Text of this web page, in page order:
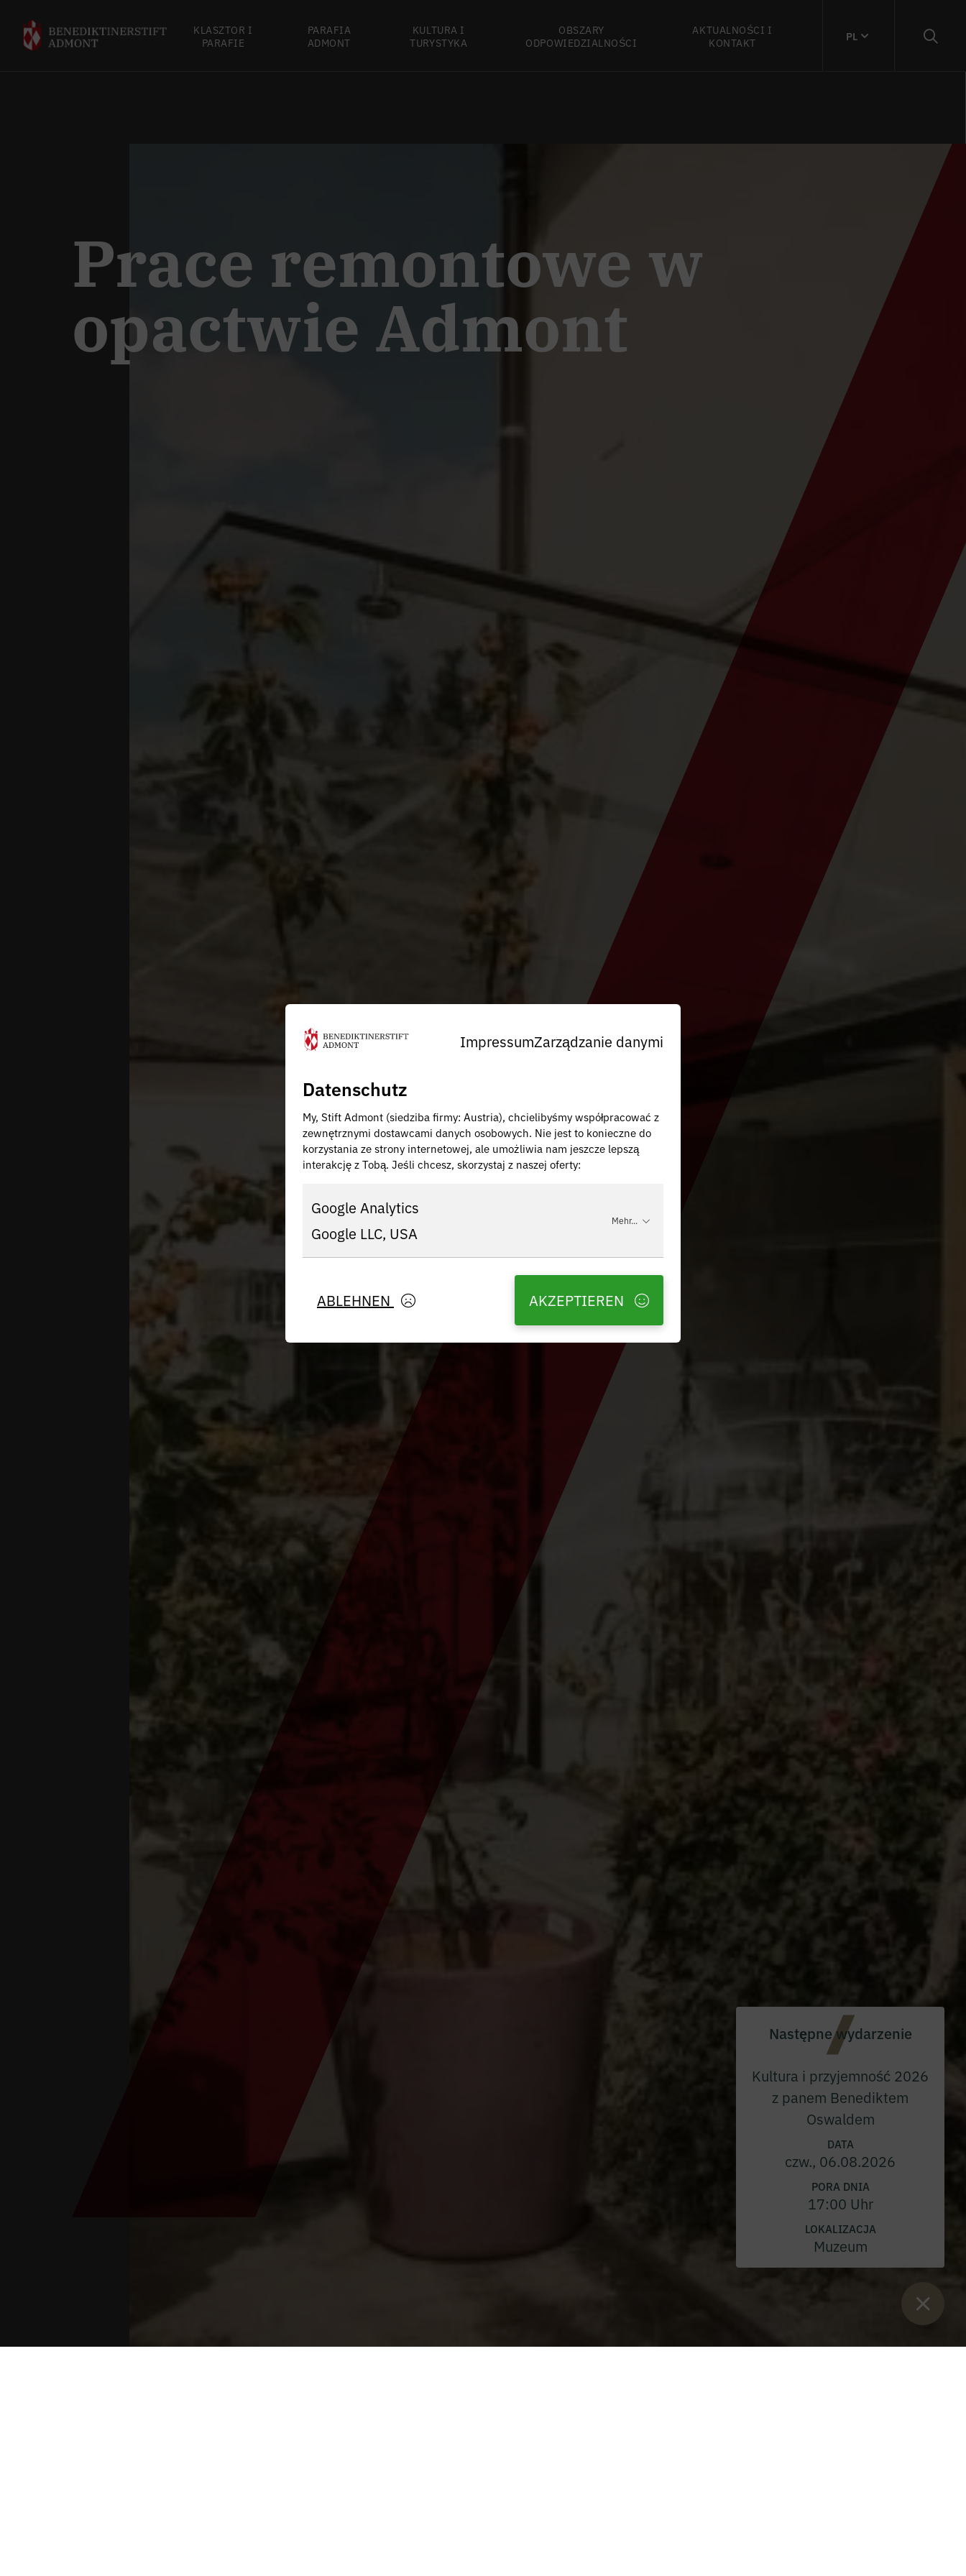
KLASZTOR I
PARAFIE
PARAFIA
ADMONT
KULTURA I
TURYSTYKA
OBSZARY
ODPOWIEDZIALNOŚCI
AKTUALNOŚCI I
KONTAKT
PL
Prace remontowe w
opactwie Admont
Następne wydarzenie
Kultura i przyjemność 2026
z panem Benediktem
Oswaldem
DATA
czw., 06.08.2026
PORA DNIA
17:00 Uhr
LOKALIZACJA
Muzeum
ImpressumZarządzanie danymi
Datenschutz
My, Stift Admont (siedziba firmy: Austria), chcielibyśmy współpracować z
zewnętrznymi dostawcami danych osobowych. Nie jest to konieczne do
korzystania ze strony internetowej, ale umożliwia nam jeszcze lepszą
interakcję z Tobą. Jeśli chcesz, skorzystaj z naszej oferty:
Google Analytics
Google LLC, USA
Mehr...
ABLEHNEN AKZEPTIEREN